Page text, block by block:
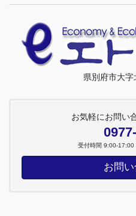
県別府市大字
お気軽にお問い
受付時間 9:00-17:00
お問